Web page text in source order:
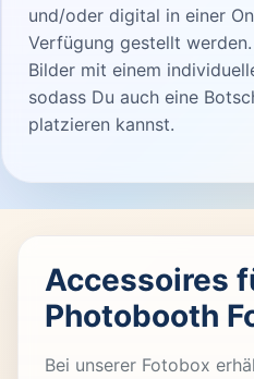
und/oder digital in einer
Verfügung gestellt
Bilder mit einem
sodass Du auch eine
platzieren kannst.
Accessoires
Photobooth
Bei unserer Fotobox